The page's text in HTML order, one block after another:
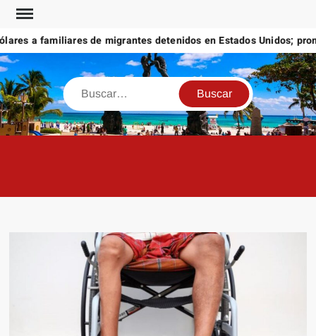
Saltar
contenido
a familiares de migrantes detenidos en Estados Unidos;
Buscar